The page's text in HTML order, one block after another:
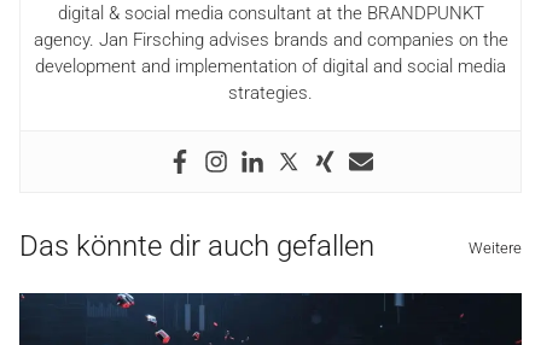
digital & social media consultant at the BRANDPUNKT
agency. Jan Firsching advises brands and companies on the
development and implementation of digital and social media
strategies.
Das könnte dir auch gefallen Weitere